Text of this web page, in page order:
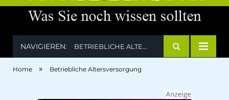
NAVIGIEREN: BETRIEBLICHE ALTERSVERSORGUNG
Home » Betriebliche Altersversorgung